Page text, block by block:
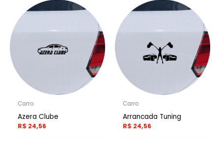
Carro
Azera Clube
R$ 24,56
Carro
Arrancada Tuning
R$ 24,56